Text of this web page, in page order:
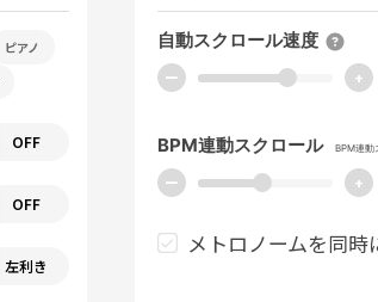
ピアノ
OFF
OFF
左利き
自動スクロール速度
ー +
BPM連動スクロール BPM連動
ー +
メトロノームを同時